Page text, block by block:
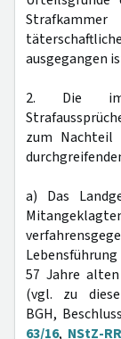
ausgegangen
2. Die im
zum Nachteil
a) Das
57 Jahre
(vgl. zu
BGH,
63/16, NStZ-